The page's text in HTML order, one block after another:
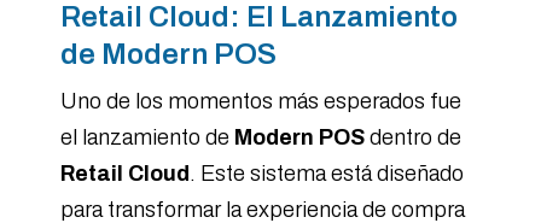
Retail Cloud: El Lanzamiento
de Modern POS
Uno de los momentos más esperados fue
el lanzamiento de Modern POSdentro de
Retail Cloud. Este sistema está diseñado
para transformar la experiencia de compra